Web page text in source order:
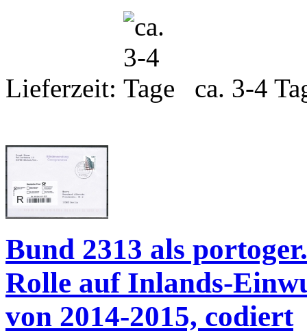
Lieferzeit: ca. 3-4
Bund 2313 als
Rolle auf Inlands-
von 2014-2015, codiert